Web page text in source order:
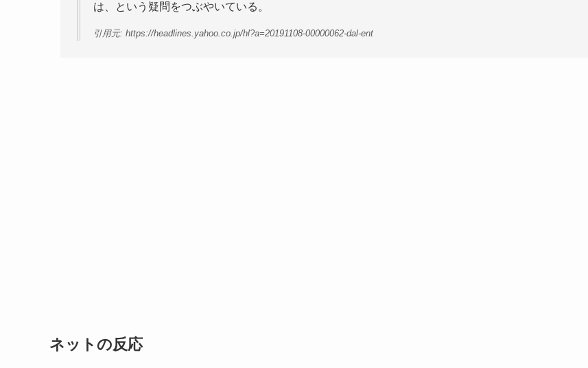
は、という疑問をつぶやいている。
引用元: https://headlines.yahoo.co.jp/hl?a=20191108-00000062-dal-ent
ネットの反応